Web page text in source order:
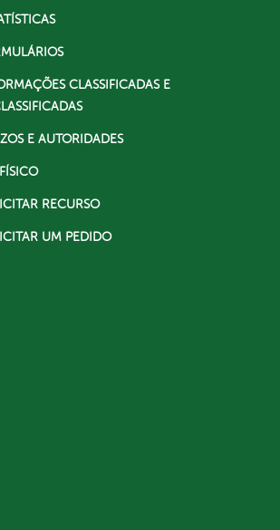
CLASSIFICADAS E
E AUTORIDADES
RECURSO
UM PEDIDO